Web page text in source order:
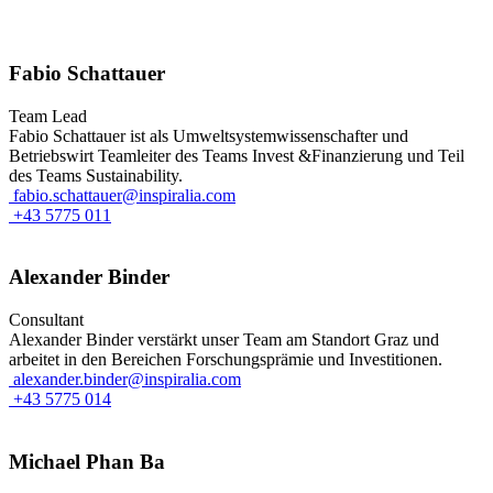
Fabio Schattauer
Team Lead
Fabio Schattauer ist als Umweltsystemwissenschafter und
Betriebswirt Teamleiter des Teams Invest &Finanzierung und Teil
des Teams Sustainability.
fabio.schattauer@inspiralia.com
+43 5775 011
Alexander Binder
Consultant
Alexander Binder verstärkt unser Team am Standort Graz und
arbeitet in den Bereichen Forschungsprämie und Investitionen.
alexander.binder@inspiralia.com
+43 5775 014
Michael Phan Ba